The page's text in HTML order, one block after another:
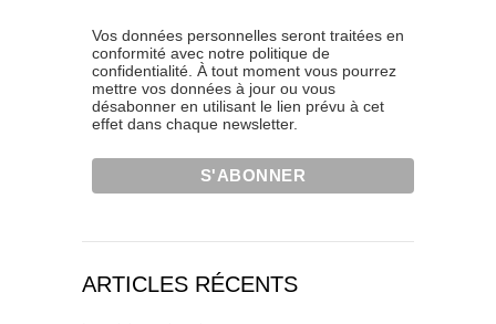
Vos données personnelles seront traitées en
conformité avec notre politique de
confidentialité. À tout moment vous pourrez
mettre vos données à jour ou vous
désabonner en utilisant le lien prévu à cet
effet dans chaque newsletter.
ARTICLES RÉCENTS